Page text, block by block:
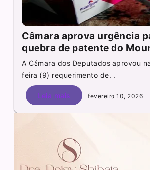
Câmara aprova urgência
quebra de patente do
A Câmara dos Deputados aprovou
feira (9) requerimento de...
Leia mais fevereiro 10, 2026